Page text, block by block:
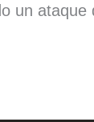
un